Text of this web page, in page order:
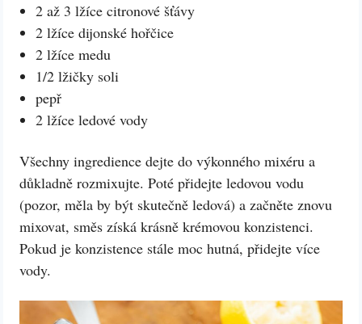
2 až 3 lžíce citronové šťávy
2 lžíce dijonské hořčice
2 lžíce medu
1/2 lžičky soli
pepř
2 lžíce ledové vody
Všechny ingredience dejte do výkonného mixéru a
důkladně rozmixujte. Poté přidejte ledovou vodu
(pozor, měla by být skutečně ledová) a začněte znovu
mixovat, směs získá krásně krémovou konzistenci.
Pokud je konzistence stále moc hutná, přidejte více
vody.